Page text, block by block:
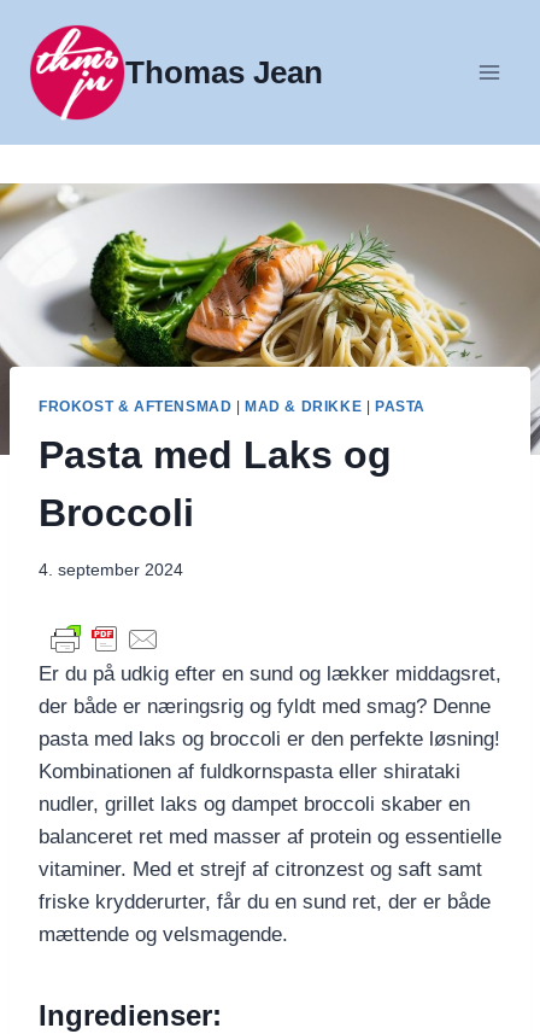
indhold
Thomas Jean
FROKOST & AFTENSMAD MAD & DRIKKE PASTA
Pasta med Laks og
Broccoli
4. september 2024
Er du på udkig efter en sund og lækker middagsret,
der både er næringsrig og fyldt med smag? Denne
pasta med laks og broccoli er den perfekte løsning!
Kombinationen af fuldkornspasta eller shirataki
nudler, grillet laks og dampet broccoli skaber en
balanceret ret med masser af protein og essentielle
vitaminer. Med et strejf af citronzest og saft samt
friske krydderurter, får du en sund ret, der er både
mættende og velsmagende.
Ingredienser: